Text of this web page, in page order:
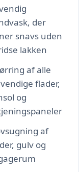
der
snavs uden
lakken
af alle
flader,
og
af
gulv og